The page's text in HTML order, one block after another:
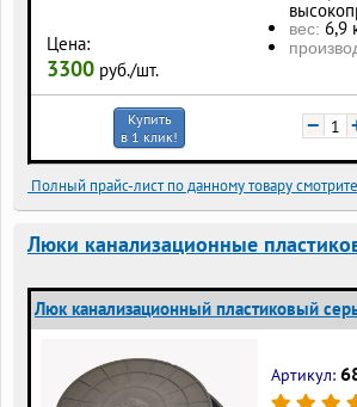
Цена:
3300 руб./шт.
вес: 6,9
Купить
в 1 клик!
−
Полный прайс-лист по данному товару
Люки канализационные
Люк канализационный пластиковый
Артикул: